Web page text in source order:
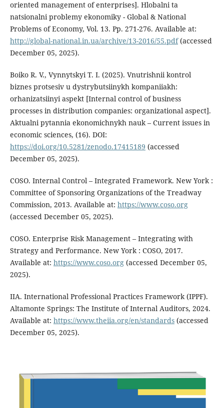
oriented management of enterprises]. Hlobalni ta
natsionalni problemy ekonomiky - Global & National
Problems of Economy, Vol. 13. Pp. 271-276. Available at:
http://global-national.in.ua/archive/13-2016/55.pdf(accessed
December 05, 2025).
Boiko R. V., Vynnytskyi T. I. (2025). Vnutrishnii kontrol
biznes protsesiv u dystrybutsiinykh kompaniiakh:
orhanizatsiinyi aspekt [Internal control of business
processes in distribution companies: organizational aspect].
Aktualni pytannia ekonomichnykh nauk – Current issues in
economic sciences, (16). DOI:
https://doi.org/10.5281/zenodo.17415189 (accessed
December 05, 2025).
COSO. Internal Control – Integrated Framework. New York :
Committee of Sponsoring Organizations of the Treadway
Commission, 2013. Available at: https://www.coso.org
(accessed December 05, 2025).
COSO. Enterprise Risk Management – Integrating with
Strategy and Performance. New York : COSO, 2017.
Available at: https://www.coso.org(accessed December 05,
2025).
IIA. International Professional Practices Framework (IPPF).
Altamonte Springs: The Institute of Internal Auditors, 2024.
Available at: https://www.theiia.org/en/standards(accessed
December 05, 2025).